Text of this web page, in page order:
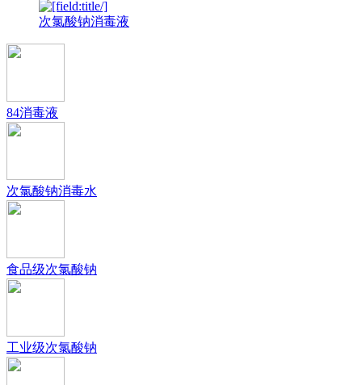
次氯酸钠消毒液
84消毒液
次氯酸钠消毒水
食品级次氯酸钠
工业级次氯酸钠